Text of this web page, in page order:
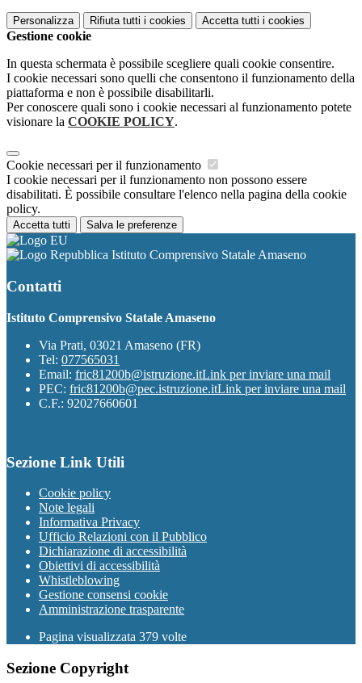
Personalizza Rifiuta tutti i cookies Accetta tutti i cookies
Gestione cookie
In questa schermata è possibile scegliere quali cookie consentire.
I cookie necessari sono quelli che consentono il funzionamento della
piattaforma e non è possibile disabilitarli.
Per conoscere quali sono i cookie necessari al funzionamento potete
visionare la COOKIE POLICY.
Cookie necessari per il funzionamento
I cookie necessari per il funzionamento non possono essere
disabilitati. È possibile consultare l'elenco nella pagina della cookie
policy.
Accetta tutti Salva le preferenze
Istituto Comprensivo Statale Amaseno
Contatti
Istituto Comprensivo Statale Amaseno
Via Prati, 03021 Amaseno (FR)
Tel: 077565031
Email: fric81200b@istruzione.itLink per inviare una mail
PEC: fric81200b@pec.istruzione.itLink per inviare una mail
C.F.: 92027660601
Sezione Link Utili
Cookie policy
Note legali
Informativa Privacy
Ufficio Relazioni con il Pubblico
Dichiarazione di accessibilità
Obiettivi di accessibilità
Whistleblowing
Gestione consensi cookie
Amministrazione trasparente
Pagina visualizzata 379 volte
Sezione Copyright